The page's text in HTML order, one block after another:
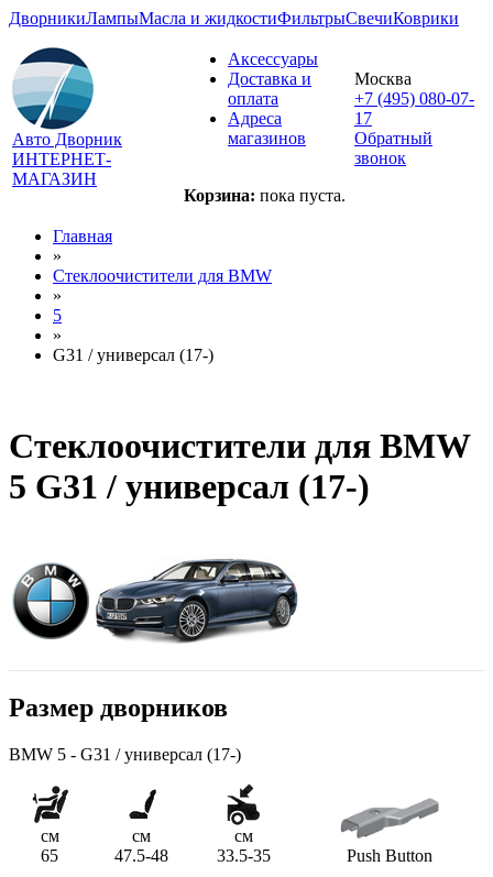
ДворникиЛампыМасла и жидкостиФильтрыСвечиКоврики
Авто Дворник
ИНТЕРНЕТ-
МАГАЗИН
Аксессуары
Доставка и
оплата
Адреса
магазинов
Корзина: пока пуста.
Москва
+7 (495) 080-07-
17
Обратный
звонок
Главная
»
Стеклоочистители для BMW
»
5
»
G31 / универсал (17-)
Стеклоочистители для BMW
5 G31 / универсал (17-)
Размер дворников
BMW 5 - G31 / универсал (17-)
см см
см
65
47.5-48 33.5-35 Push Button